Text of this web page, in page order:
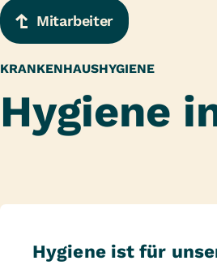
Mitarbeiter
KRANKENHAUSHYGIENE
Hygiene
Hygiene ist für